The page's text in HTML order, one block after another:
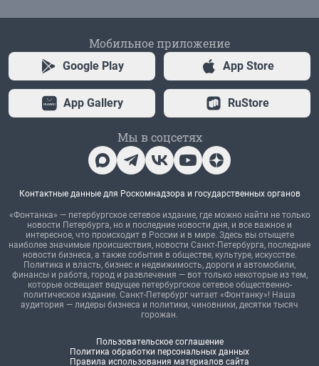
Мобильное приложение
Google Play App Store
App Gallery RuStore
Мы в соцсетях
Контактные данные для Роскомнадзора и государственных органов
«Фонтанка» — петербургское сетевое издание, где можно найти не только
новости Петербурга, но и последние новости дня, и все важное и
интересное, что происходит в России и в мире. Здесь вы отыщете
наиболее значимые происшествия, новости Санкт-Петербурга, последние
новости бизнеса, а также события в обществе, культуре, искусстве.
Политика и власть, бизнес и недвижимость, дороги и автомобили,
финансы и работа, город и развлечения — вот только некоторые из тем,
которые освещает ведущее петербургское сетевое общественно-
политическое издание. Санкт-Петербург читает «Фонтанку»! Наша
аудитория — лидеры бизнеса и политики, чиновники, десятки тысяч
горожан.
Пользовательское соглашение
Политика обработки персональных данных
Правила использования материалов сайта